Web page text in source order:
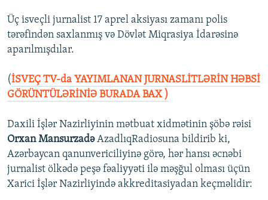
BIZIMLƏ ƏLAQƏ
XƏBƏR BÜLLETENLƏRIMIZ
Üç isveçli jurnalist 17 aprel aksiyası zamanı polis
tərəfindən saxlanmış və Dövlət Miqrasiya İdarəsinə
aparılmışdılar.
(İSVEÇ TV-da YAYIMLANAN JURNASLİTLƏRİN HƏBSİ
GÖRÜNTÜLƏRİNİƏ BURADA BAX )
Daxili İşlər Nazirliyinin mətbuat xidmətinin şöbə rəisi
Orxan MansurzadəAzadlıqRadiosuna bildirib ki,
Azərbaycan qanunvericiliyinə görə, hər hansı əcnəbi
jurnalist ölkədə peşə fəaliyyəti ilə məşğul olması üçün
Xarici İşlər Nazirliyində akkreditasiyadan keçməlidir: